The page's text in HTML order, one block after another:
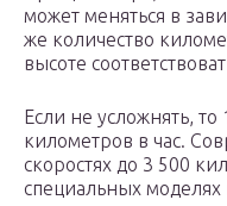
может меняться в
же количество
высоте
Если не усложнять,
километров в час.
скоростях до 3 500
специальных